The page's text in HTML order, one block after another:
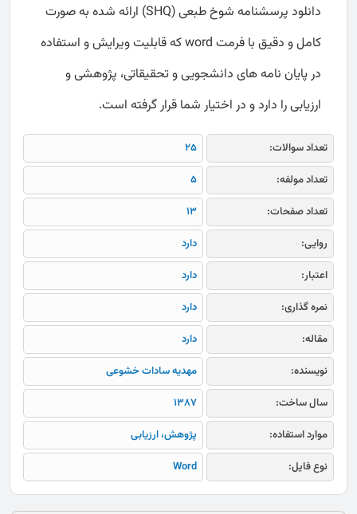
دانلود پرسشنامه شوخ طبعی (SHQ) ارائه شده به صورت
کامل و دقیق با فرمت word که قابلیت ویرایش و استفاده
در پایان نامه های دانشجویی و تحقیقاتی، پژوهشی و
ارزیابی را دارد و در اختیار شما قرار گرفته است.
تعداد سوالات:
25
تعداد مولفه:
5
تعداد صفحات:
13
روایی:
دارد
اعتبار:
دارد
نمره گذاری:
دارد
مقاله:
دارد
نویسنده:
مهدیه سادات خشوعی
سال ساخت:
1387
موارد استفاده:
پژوهش، ارزیابی
نوع فایل:
Word